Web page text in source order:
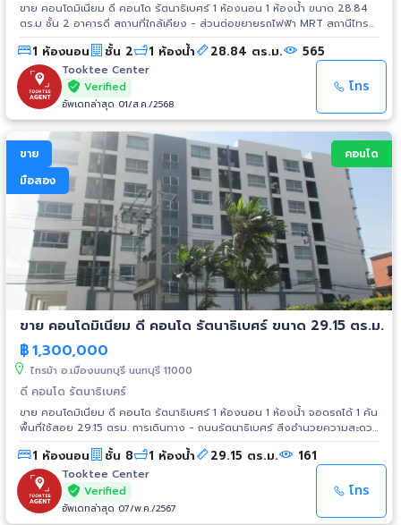
ขาย คอนโดมิเนียม ดี คอนโด รัตนาธิเบศร์ 1 ห้องนอน 1 ห้องน้ำ ขนาด 28.84
ตร.ม ชั้น 2 อาคารดี สถานที่ใกล้เคียง - ส่วนต่อขยายรถไฟฟ้า MRT สถานีไทร
ม้า - สะพานพระนั่งเกล้า - ห้างสรรพสินค้าเซ็นทรัล ทาวน์ - ห้างสรรพสินค้า เอ
สพลานาด
1 ห้องนอน ชั้น 2 1 ห้องน้ำ 28.84 ตร.ม. 565
Tooktee Center
Verified
อัพเดทล่าสุด 01/ส.ค./2568
โทร
ขาย
มือสอง
คอนโด
ขาย คอนโดมิเนียม ดี คอนโด รัตนาธิเบศร์ ขนาด 29.15 ตร.ม.
฿1,300,000
ไทรม้า อ.เมืองนนทบุรี นนทบุรี 11000
ดี คอนโด รัตนาธิเบศร์
ขาย คอนโดมิเนียม ดี คอนโด รัตนาธิเบศร์ 1 ห้องนอน 1 ห้องน้ำ จอดรถได้ 1 คัน
พื้นที่ใช้สอย 29.15 ตรม. การเดินทาง - ถนนรัตนาธิเบศร์ สิ่งอำนวยความสะดวก
- การรักษาความปลอดภัย 24 ชั่วโมง - กล้องวงจรปิด - ฟิตเนส - สระว่ายน้ำ
สถานที่ใกล้เคียง - เซ็นทรัล รัตนาธิเบศร์ - เอสพลานาด - เซ็นทรัล เวสต์เกต -
ศูนย์ราชการนนทบุรี - สถานีรถไฟฟ้าไทรม้า
1 ห้องนอน ชั้น 8 1 ห้องน้ำ 29.15 ตร.ม. 161
Tooktee Center
Verified
อัพเดทล่าสุด 07/พ.ค./2567
โทร